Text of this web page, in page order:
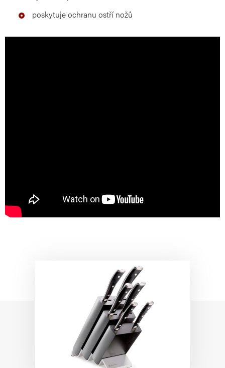
poskytuje ochranu ostří nožů